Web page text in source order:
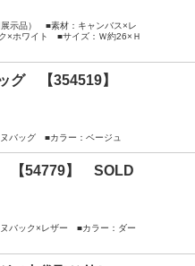
示品） ■素材：キャンバス×レ
×ホワイト ■サイズ：Ｗ約26×Ｈ
ッグ 【354519】
バッグ ■カラー：ベージュ
【54779】 SOLD
バック×レザー ■カラー：ダー